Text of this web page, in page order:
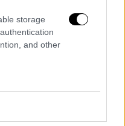
storage
and other